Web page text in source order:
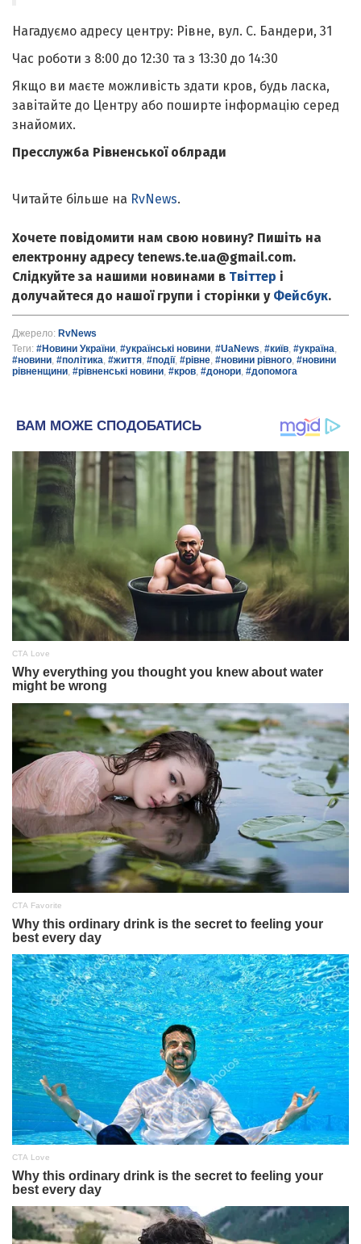
Нагадуємо адресу центру: Рівне, вул. С. Бандери, 31
Час роботи з 8:00 до 12:30 та з 13:30 до 14:30
Якщо ви маєте можливість здати кров, будь ласка,
завітайте до Центру або поширте інформацію серед
знайомих.
Пресслужба Рівненської облради
Читайте більше на RvNews.
Хочете повідомити нам свою новину? Пишіть на
електронну адресу tenews.te.ua@gmail.com.
Слідкуйте за нашими новинами в Твіттер і
долучайтеся до нашої групи і сторінки у Фейсбук.
Джерело: RvNews
Теги: #Новини України, #українські новини, #UaNews, #київ, #україна,
#новини, #політика, #життя, #події, #рівне, #новини рівного, #новини
рівненщини, #рівненські новини, #кров, #донори, #допомога